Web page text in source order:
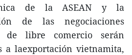
de la ASEAN y la
de las negociaciones
de libre comercio serán
a laexportación vietnamita,